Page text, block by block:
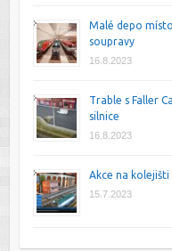
Malé depo
soupravy
16.8.2023
Trable s Faller
silnice
16.8.2023
Akce na kolejišti
15.7.2023